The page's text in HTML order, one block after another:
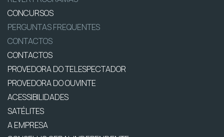
CONCURSOS
PERGUNTAS FREQUENTES
CONTACTOS
CONTACTOS
PROVEDORA DO TELESPECTADOR
PROVEDORA DO OUVINTE
ACESSIBILIDADES
SATÉLITES
A EMPRESA